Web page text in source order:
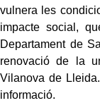
vulnera les
impacte social,
Departament de
renovació de la
Vilanova de
informació.